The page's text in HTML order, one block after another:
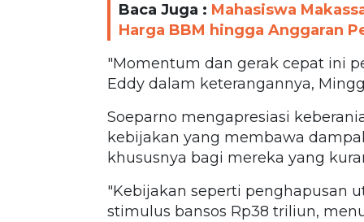
Baca Juga : Mahasiswa
Harga BBM hingga Anggaran
"Momentum dan gerak cepat ini
Eddy dalam keterangannya,
Soeparno mengapresiasi
kebijakan yang membawa
khususnya bagi mereka yang
"Kebijakan seperti penghapusan
stimulus bansos Rp38 triliun,